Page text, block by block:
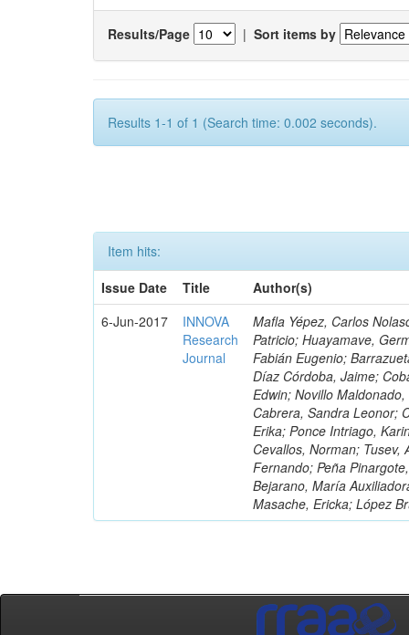
Results/Page | Sort items by
Results 1-1 of 1 (Search time: 0.002 seconds).
Item hits:
Issue Date
Title
Author(s)
6-Jun-2017
INNOVA
Research
Journal
Mafla Yépez, Carlos
Patricio; Huayamave,
Fabián Eugenio;
Díaz Córdoba, Jaime;
Edwin; Novillo
Cabrera, Sandra Leonor;
Erika; Ponce Intriago,
Cevallos, Norman; Tusev,
Fernando; Peña
Bejarano, María
Masache, Ericka; López